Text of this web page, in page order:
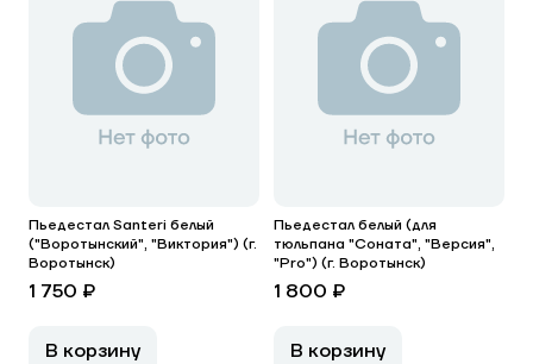
Пьедестал Santeri белый
("Воротынский", "Виктория") (г.
Воротынск)
1 750 ₽
В корзину
Пьедестал белый (для
тюльпана "Соната", "Версия",
"Pro") (г. Воротынск)
1 800 ₽
В корзину